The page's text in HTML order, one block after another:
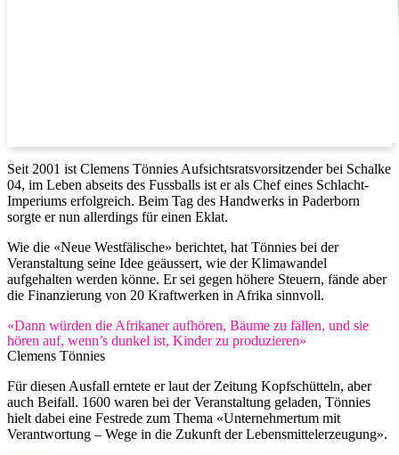
Seit 2001 ist Clemens Tönnies Aufsichtsratsvorsitzender bei Schalke
04, im Leben abseits des Fussballs ist er als Chef eines Schlacht-
Imperiums erfolgreich. Beim Tag des Handwerks in Paderborn
sorgte er nun allerdings für einen Eklat.
Wie die «Neue Westfälische» berichtet, hat Tönnies bei der
Veranstaltung seine Idee geäussert, wie der Klimawandel
aufgehalten werden könne. Er sei gegen höhere Steuern, fände aber
die Finanzierung von 20 Kraftwerken in Afrika sinnvoll.
«Dann würden die Afrikaner aufhören, Bäume zu fällen, und sie
hören auf, wenn’s dunkel ist, Kinder zu produzieren»
Clemens Tönnies
Für diesen Ausfall erntete er laut der Zeitung Kopfschütteln, aber
auch Beifall. 1600 waren bei der Veranstaltung geladen, Tönnies
hielt dabei eine Festrede zum Thema «Unternehmertum mit
Verantwortung – Wege in die Zukunft der Lebensmittelerzeugung».